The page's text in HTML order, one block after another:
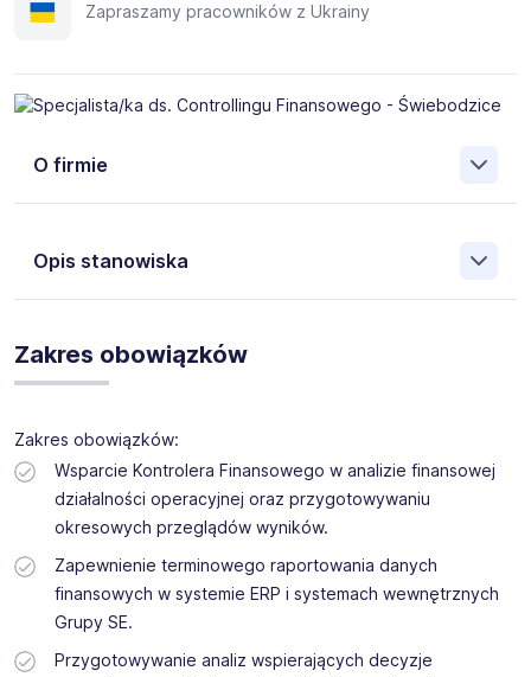
Zapraszamy pracowników z Ukrainy
O firmie
Opis stanowiska
Controllingu Finansowego do firmy produkcyjnej w
Świebodzicach.Praca w pełnym wymiarze godzin, w 100%
stacjonarnie.
Zakres obowiązków
Zakres obowiązków:
Wsparcie Kontrolera Finansowego w analizie finansowej
działalności operacyjnej oraz przygotowywaniu
okresowych przeglądów wyników.
Zapewnienie terminowego raportowania danych
finansowych w systemie ERP i systemach wewnętrznych
Grupy SE.
Przygotowywanie analiz wspierających decyzje